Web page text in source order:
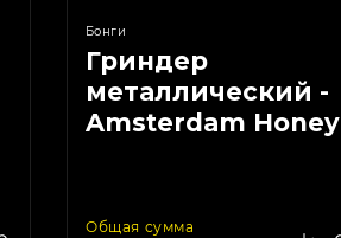
Бонги
Гриндер
металлический -
Amsterdam Honey
Общая сумма